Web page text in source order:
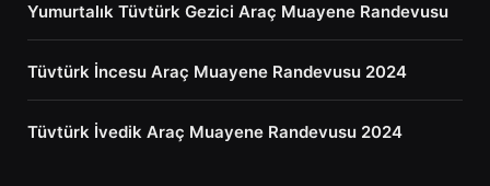
Yumurtalık Tüvtürk Gezici Araç Muayene Randevusu
Tüvtürk İncesu Araç Muayene Randevusu 2024
Tüvtürk İvedik Araç Muayene Randevusu 2024